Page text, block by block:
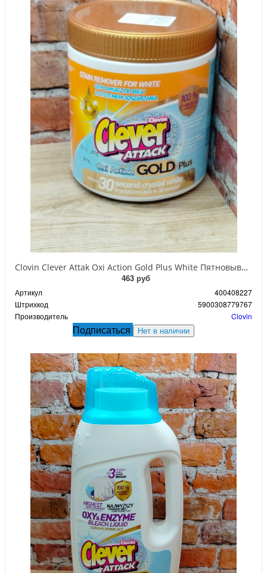
Clovin Clever Attak Oxi Action Gold Plus White Пятновыводитель универсальный для белых тканей 730 гр
463 руб
Артикул
400408227
Штрихкод
5900308779767
Производитель
Clovin
Подписаться Нет в наличии